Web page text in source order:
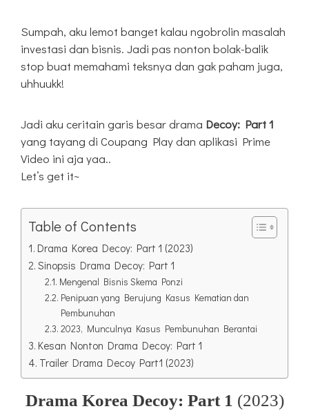
Sumpah, aku lemot banget kalau ngobrolin masalah
investasi dan bisnis. Jadi pas nonton bolak-balik
stop buat memahami teksnya dan gak paham juga,
uhhuukk!
Jadi aku ceritain garis besar drama Decoy: Part 1
yang tayang di Coupang Play dan aplikasi Prime
Video ini aja yaa..
Let’s get it~
Table of Contents
Drama Korea Decoy: Part 1 (2023)
Sinopsis Drama Decoy: Part 1
Mengenal Bisnis Skema Ponzi
Penipuan yang Berujung Kasus Kematian dan
Pembunuhan
2023, Munculnya Kasus Pembunuhan Berantai
Kesan Nonton Drama Decoy: Part 1
Trailer Drama Decoy Part1 (2023)
Drama Korea Decoy: Part 1 (2023)